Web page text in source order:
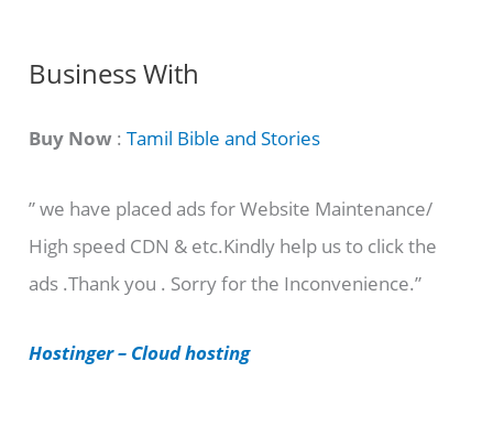
C
t
g
o
r
e
Business With
Buy Now :Tamil Bible and Stories
” we have placed ads for Website Maintenance/
High speed CDN & etc.Kindly help us to click the
ads .Thank you . Sorry for the Inconvenience.”
Hostinger – Cloud hosting